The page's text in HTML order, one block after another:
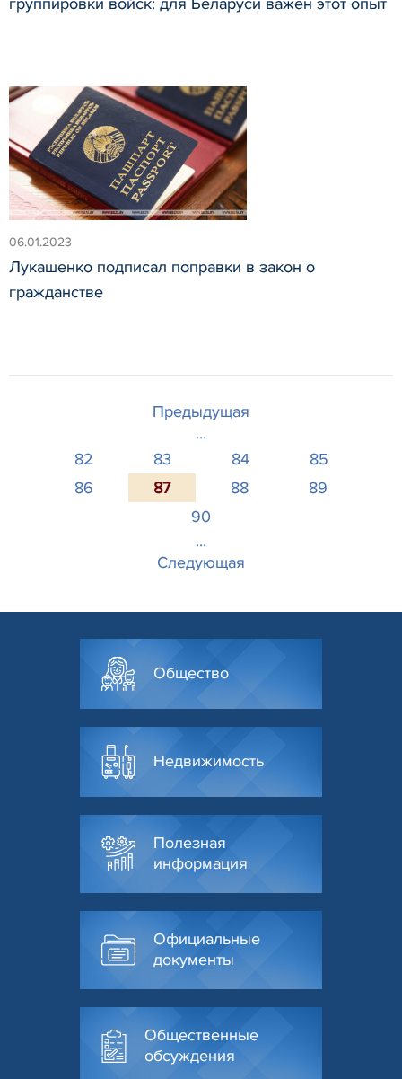
06.01.2023
Лукашенко подписал поправки в закон о
гражданстве
Предыдущая
...
82
83 84
85
86
87 88
89
90
...
Следующая
Общество
Недвижимость
Полезная
информация
Официальные
документы
Общественные
обсуждения